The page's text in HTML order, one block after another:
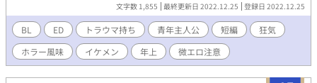
文字数 1,855 最終更新日 2022.12.25 登録日 2022.12.25
BL ED トラウマ持ち 青年主人公 短編
狂気
ホラー風味
イケメン 年上 微エロ注意